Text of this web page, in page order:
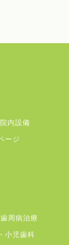
院内設備
ージ
歯周病治療
・小児歯科